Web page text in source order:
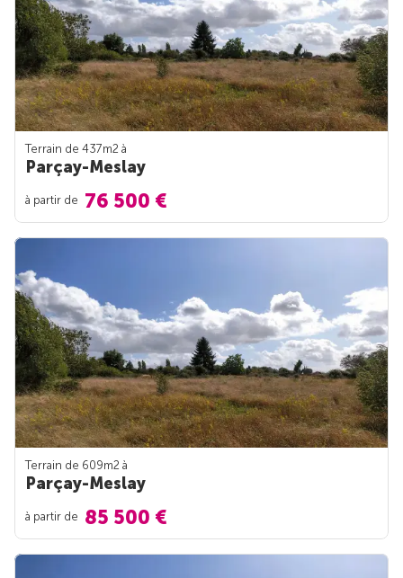
Terrain de 437m2 à
Parçay-Meslay
à partir de 76 500 €
Terrain de 609m2 à
Parçay-Meslay
à partir de 85 500 €